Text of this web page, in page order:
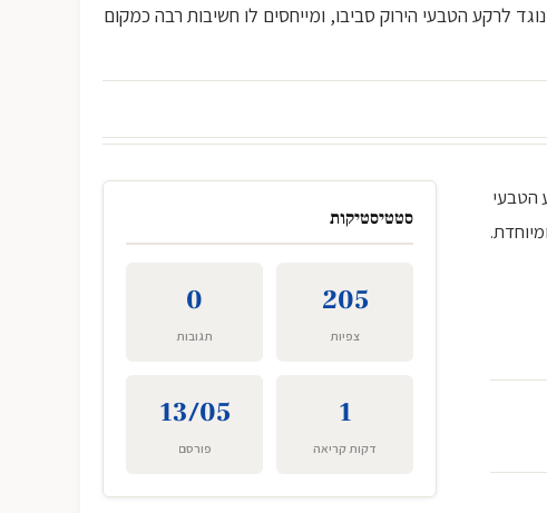
לרקע הטבעי הירוק סביבו, ומייחסים לו חשיבות רבה כמקום
הטבעי
סטטיסטיקות
205
צפיות
0
תגובות
1
דקות קריאה
13/05
פורסם